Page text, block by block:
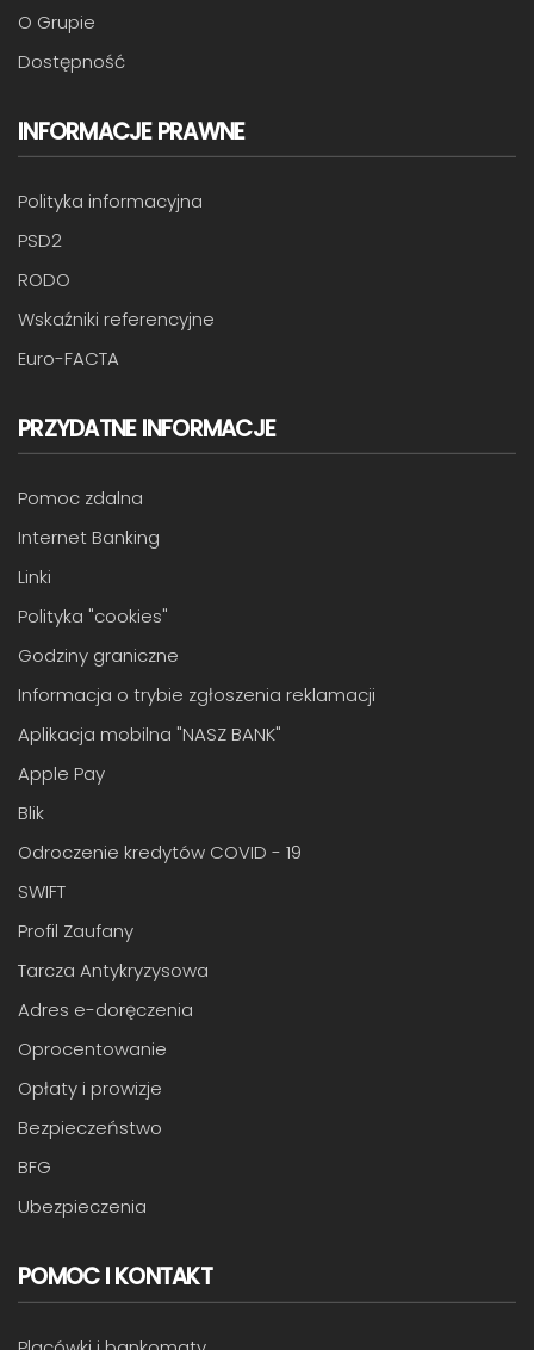
O Grupie
Dostępność
INFORMACJE PRAWNE
Polityka informacyjna
PSD2
RODO
Wskaźniki referencyjne
Euro-FACTA
PRZYDATNE INFORMACJE
Pomoc zdalna
Internet Banking
Linki
Polityka "cookies"
Godziny graniczne
Informacja o trybie zgłoszenia reklamacji
Aplikacja mobilna "NASZ BANK"
Apple Pay
Blik
Odroczenie kredytów COVID - 19
SWIFT
Profil Zaufany
Tarcza Antykryzysowa
Adres e-doręczenia
Oprocentowanie
Opłaty i prowizje
Bezpieczeństwo
BFG
Ubezpieczenia
POMOC I KONTAKT